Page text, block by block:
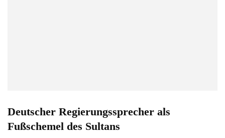
Deutscher Regierungssprecher als
Fußschemel des Sultans